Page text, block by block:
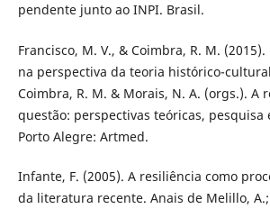
pendente junto ao INPI. Brasil.
Francisco, M. V., & Coimbra, R. M.
na perspectiva da teoria histórico-
Coimbra, R. M. & Morais, N. A. (orgs.). A
questão: perspectivas teóricas, pesquisa
Porto Alegre: Artmed.
Infante, F. (2005). A resiliência como
da literatura recente. Anais de Melillo, A.;